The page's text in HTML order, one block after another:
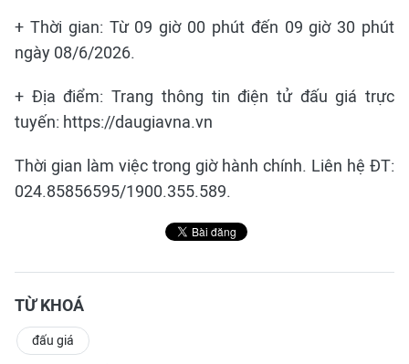
+ Thời gian: Từ 09 giờ 00 phút đến 09 giờ 30 phút
ngày 08/6/2026.
+ Địa điểm: Trang thông tin điện tử đấu giá trực
tuyến: https://daugiavna.vn
Thời gian làm việc trong giờ hành chính. Liên hệ ĐT:
024.85856595/1900.355.589.
TỪ KHOÁ
đấu giá